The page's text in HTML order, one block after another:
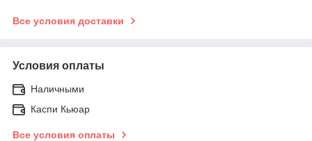
Все условия доставки
Условия оплаты
Наличными
Каспи Кьюар
Все условия оплаты